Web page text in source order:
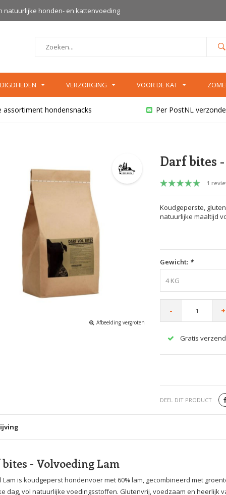
natuurlijke honden- en kattenvoeding
VERZORGING VOOR DE KAT
assortiment hondensnacks Per PostNL
Afbeelding vergroten
Darf bites
1
Koudgeperste,
natuurlijke maaltijd
Gewicht: *
4 KG
- +
Gratis
DEEL DIT PRODUCT
- Volvoeding Lam
Lam is koudgeperst hondenvoer met 60% lam, gecombineerd met
dag, vol natuurlijke voedingsstoffen. Glutenvrij, voedzaam en heerlijk